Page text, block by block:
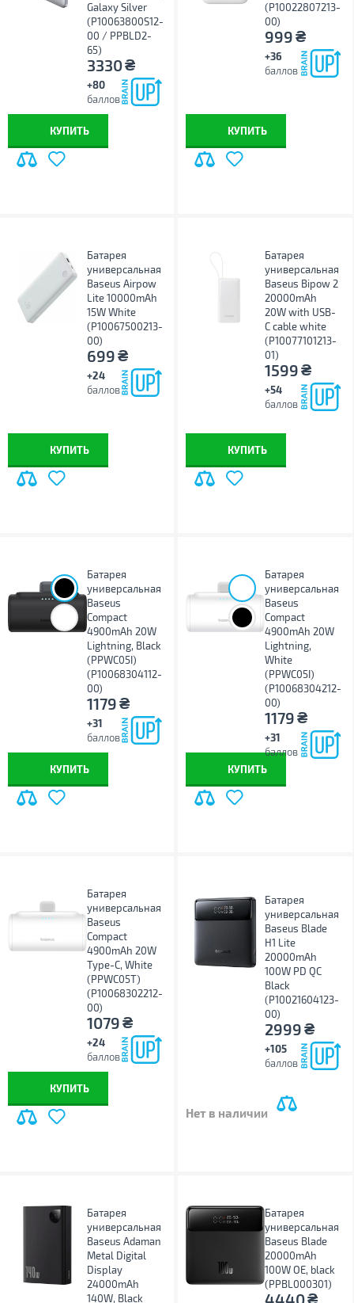
Galaxy Silver
(P10063800S12-
00 / PPBLD2-
65)
3330₴
+80
баллов
КУПИТЬ
(P10022807213-
00)
999₴
+36
баллов
КУПИТЬ
Батарея
универсальная
Baseus Airpow
Lite 10000mAh
15W White
(P10067500213-
00)
699₴
+24
баллов
КУПИТЬ
Батарея
универсальная
Baseus Bipow 2
20000mAh
20W with USB-
C cable white
(P10077101213-
01)
1599₴
+54
баллов
КУПИТЬ
Батарея
универсальная
Baseus
Compact
4900mAh 20W
Lightning, Black
(PPWC05I)
(P10068304112-
00)
1179₴
+31
баллов
КУПИТЬ
Батарея
универсальная
Baseus
Compact
4900mAh 20W
Lightning,
White
(PPWC05I)
(P10068304212-
00)
1179₴
+31
баллов
КУПИТЬ
Батарея
универсальная
Baseus
Compact
4900mAh 20W
Type-C, White
(PPWC05T)
(P10068302212-
00)
1079₴
+24
баллов
КУПИТЬ
Батарея
универсальная
Baseus Blade
H1 Lite
20000mAh
100W PD QC
Black
(P10021604123-
00)
2999₴
+105
баллов
Нет в наличии
Батарея
универсальная
Baseus Adaman
Metal Digital
Display
24000mAh
140W, Black
Батарея
универсальная
Baseus Blade
20000mAh
100W OE, black
(PPBL000301)
4440₴